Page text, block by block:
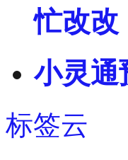
忙改改
小灵通
标签云